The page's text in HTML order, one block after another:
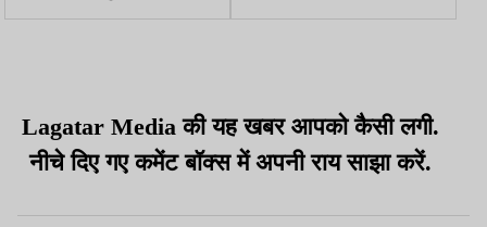
अराजकता फैला रहे हैं !
में TPA के खिलाफ प्राथमिकी
Lagatar Media की यह खबर आपको कैसी लगी.
नीचे दिए गए कमेंट बॉक्स में अपनी राय साझा करें.